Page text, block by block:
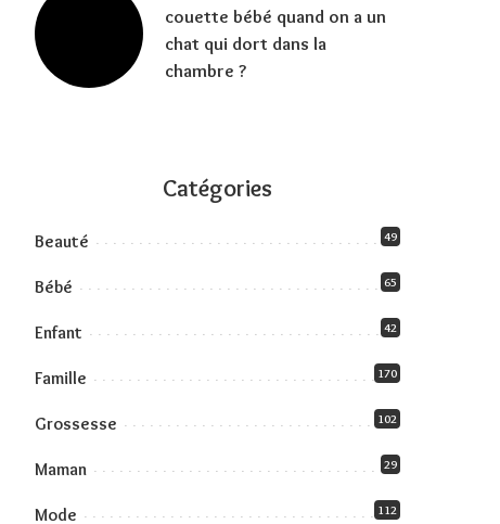
couette bébé quand on a un
chat qui dort dans la
chambre ?
Catégories
Beauté 49
Bébé 65
Enfant 42
Famille 170
Grossesse 102
Maman 29
Mode 112